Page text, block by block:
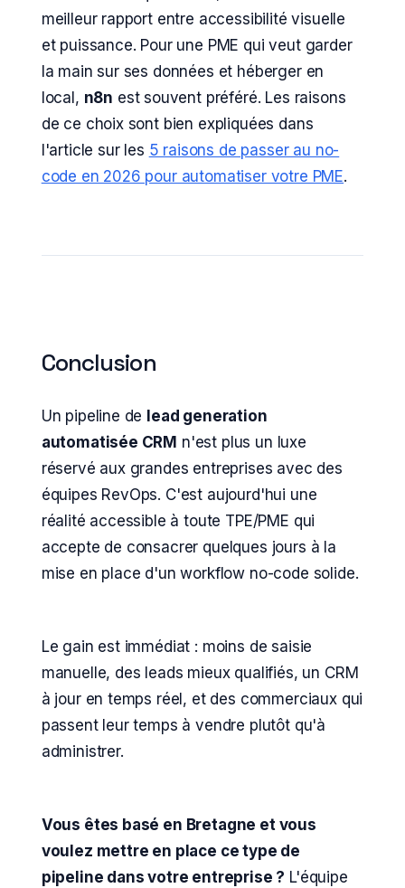
meilleur rapport entre accessibilité visuelle
et puissance. Pour une PME qui veut garder
la main sur ses données et héberger en
local, n8n est souvent préféré. Les raisons
de ce choix sont bien expliquées dans
l'article sur les 5 raisons de passer au no-
code en 2026 pour automatiser votre PME.
Conclusion
Un pipeline de lead generation
automatisée CRM n'est plus un luxe
réservé aux grandes entreprises avec des
équipes RevOps. C'est aujourd'hui une
réalité accessible à toute TPE/PME qui
accepte de consacrer quelques jours à la
mise en place d'un workflow no-code solide.
Le gain est immédiat : moins de saisie
manuelle, des leads mieux qualifiés, un CRM
à jour en temps réel, et des commerciaux qui
passent leur temps à vendre plutôt qu'à
administrer.
Vous êtes basé en Bretagne et vous
voulez mettre en place ce type de
pipeline dans votre entreprise ? L'équipe